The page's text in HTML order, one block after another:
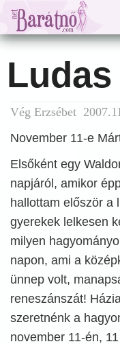
Vég Erzsébet
November 11-e
Elsőként egy
napjáról, amikor
hallottam először a
gyerekek lelkesen
milyen
napon, ami a
ünnep volt,
reneszánszát!
szeretnénk a
november 11-én,